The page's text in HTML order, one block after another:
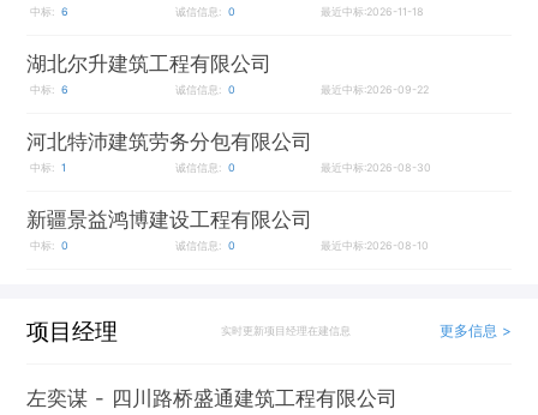
中标: 6 诚信信息: 0 最近中标:2026-11-18
湖北尔升建筑工程有限公司
中标: 6 诚信信息: 0 最近中标:2026-09-22
河北特沛建筑劳务分包有限公司
中标: 1 诚信信息: 0 最近中标:2026-08-30
新疆景益鸿博建设工程有限公司
中标: 0 诚信信息: 0 最近中标:2026-08-10
项目经理 实时更新项目经理在建信息 更多信息 >
左奕谋 - 四川路桥盛通建筑工程有限公司